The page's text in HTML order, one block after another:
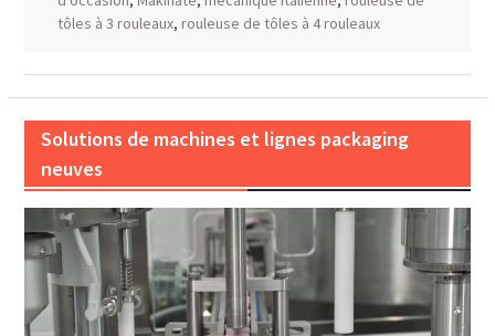
tôles à 3 rouleaux, rouleuse de tôles à 4 rouleaux
Solutions de machines et lignes packaging
neuves